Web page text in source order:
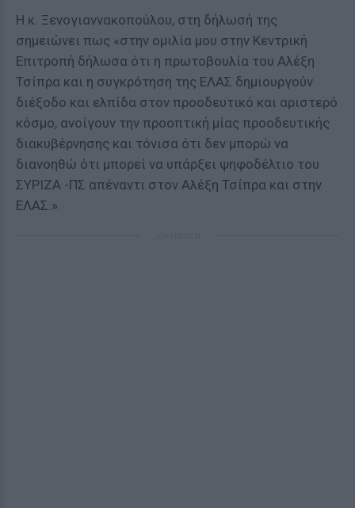
Η κ. Ξενογιαννακοπούλου, στη δήλωσή της
σημειώνει πως «στην ομιλία μου στην Κεντρική
Επιτροπή δήλωσα ότι η πρωτοβουλία του Αλέξη
Τσίπρα και η συγκρότηση της ΕΛΑΣ δημιουργούν
διέξοδο και ελπίδα στον προοδευτικό και αριστερό
κόσμο, ανοίγουν την προοπτική μίας προοδευτικής
διακυβέρνησης και τόνισα ότι δεν μπορώ να
διανοηθώ ότι μπορεί να υπάρξει ψηφοδέλτιο του
ΣΥΡΙΖΑ -ΠΣ απέναντι στον Αλέξη Τσίπρα και στην
ΕΛΑΣ.».